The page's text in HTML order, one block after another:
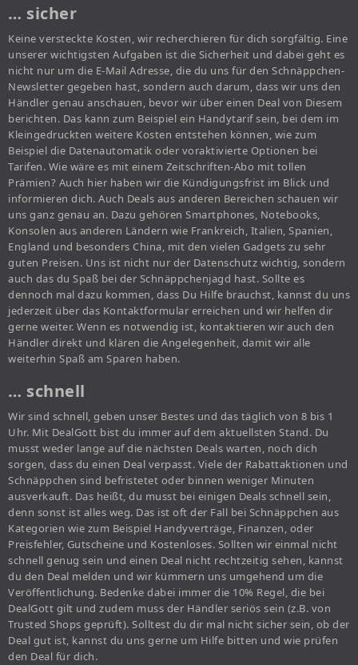
… sicher
Keine versteckte Kosten, wir recherchieren für dich sorgfältig. Eine
unserer wichtigsten Aufgaben ist die Sicherheit und dabei geht es
nicht nur um die E-Mail Adresse, die du uns für den Schnäppchen-
Newsletter gegeben hast, sondern auch darum, dass wir uns den
Händler genau anschauen, bevor wir über einen Deal von Diesem
berichten. Das kann zum Beispiel ein Handytarif sein, bei dem im
Kleingedruckten weitere Kosten entstehen können, wie zum
Beispiel die Datenautomatik oder voraktivierte Optionen bei
Tarifen. Wie wäre es mit einem Zeitschriften-Abo mit tollen
Prämien? Auch hier haben wir die Kündigungsfrist im Blick und
informieren dich. Auch Deals aus anderen Bereichen schauen wir
uns ganz genau an. Dazu gehören Smartphones, Notebooks,
Konsolen aus anderen Ländern wie Frankreich, Italien, Spanien,
England und besonders China, mit den vielen Gadgets zu sehr
guten Preisen. Uns ist nicht nur der Datenschutz wichtig, sondern
auch das du Spaß bei der Schnäppchenjagd hast. Sollte es
dennoch mal dazu kommen, dass Du Hilfe brauchst, kannst du uns
jederzeit über das Kontaktformular erreichen und wir helfen dir
gerne weiter. Wenn es notwendig ist, kontaktieren wir auch den
Händler direkt und klären die Angelegenheit, damit wir alle
weiterhin Spaß am Sparen haben.
… schnell
Wir sind schnell, geben unser Bestes und das täglich von 8 bis 1
Uhr. Mit DealGott bist du immer auf dem aktuellsten Stand. Du
musst weder lange auf die nächsten Deals warten, noch dich
sorgen, dass du einen Deal verpasst. Viele der Rabattaktionen und
Schnäppchen sind befristetet oder binnen weniger Minuten
ausverkauft. Das heißt, du musst bei einigen Deals schnell sein,
denn sonst ist alles weg. Das ist oft der Fall bei Schnäppchen aus
Kategorien wie zum Beispiel Handyverträge, Finanzen, oder
Preisfehler, Gutscheine und Kostenloses. Sollten wir einmal nicht
schnell genug sein und einen Deal nicht rechtzeitig sehen, kannst
du den Deal melden und wir kümmern uns umgehend um die
Veröffentlichung. Bedenke dabei immer die 10% Regel, die bei
DealGott gilt und zudem muss der Händler seriös sein (z.B. von
Trusted Shops geprüft). Solltest du dir mal nicht sicher sein, ob der
Deal gut ist, kannst du uns gerne um Hilfe bitten und wie prüfen
den Deal für dich.